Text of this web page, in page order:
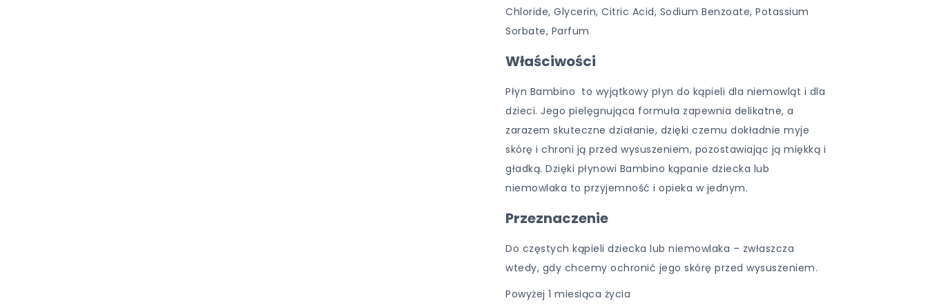
Chloride, Glycerin, Citric Acid, Sodium Benzoate, Potassium
Sorbate, Parfum
Właściwości
Płyn Bambino to wyjątkowy płyn do kąpieli dla niemowląt i dla
dzieci. Jego pielęgnująca formuła zapewnia delikatne, a
zarazem skuteczne działanie, dzięki czemu dokładnie myje
skórę i chroni ją przed wysuszeniem, pozostawiając ją miękką i
gładką. Dzięki płynowi Bambino kąpanie dziecka lub
niemowlaka to przyjemność i opieka w jednym.
Przeznaczenie
Do częstych kąpieli dziecka lub niemowlaka – zwłaszcza
wtedy, gdy chcemy ochronić jego skórę przed wysuszeniem.
Powyżej 1 miesiąca życia